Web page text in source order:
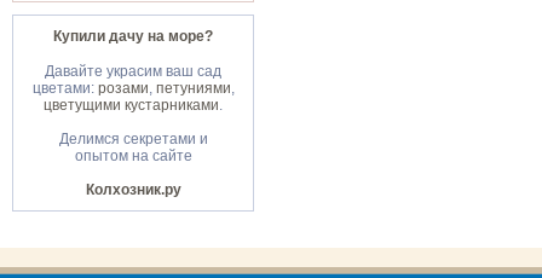
Купили дачу на море?
Давайте украсим ваш сад
цветами: розами, петуниями,
цветущими кустарниками.
Делимся секретами и
опытом на сайте
Колхозник.ру